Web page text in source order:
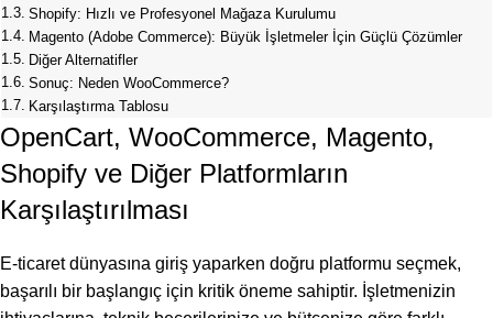
Shopify: Hızlı ve Profesyonel Mağaza Kurulumu
Magento (Adobe Commerce): Büyük İşletmeler İçin Güçlü Çözümler
Diğer Alternatifler
Sonuç: Neden WooCommerce?
Karşılaştırma Tablosu
OpenCart, WooCommerce, Magento,
Shopify ve Diğer Platformların
Karşılaştırılması
E-ticaret dünyasına giriş yaparken doğru platformu seçmek,
başarılı bir başlangıç için kritik öneme sahiptir. İşletmenizin